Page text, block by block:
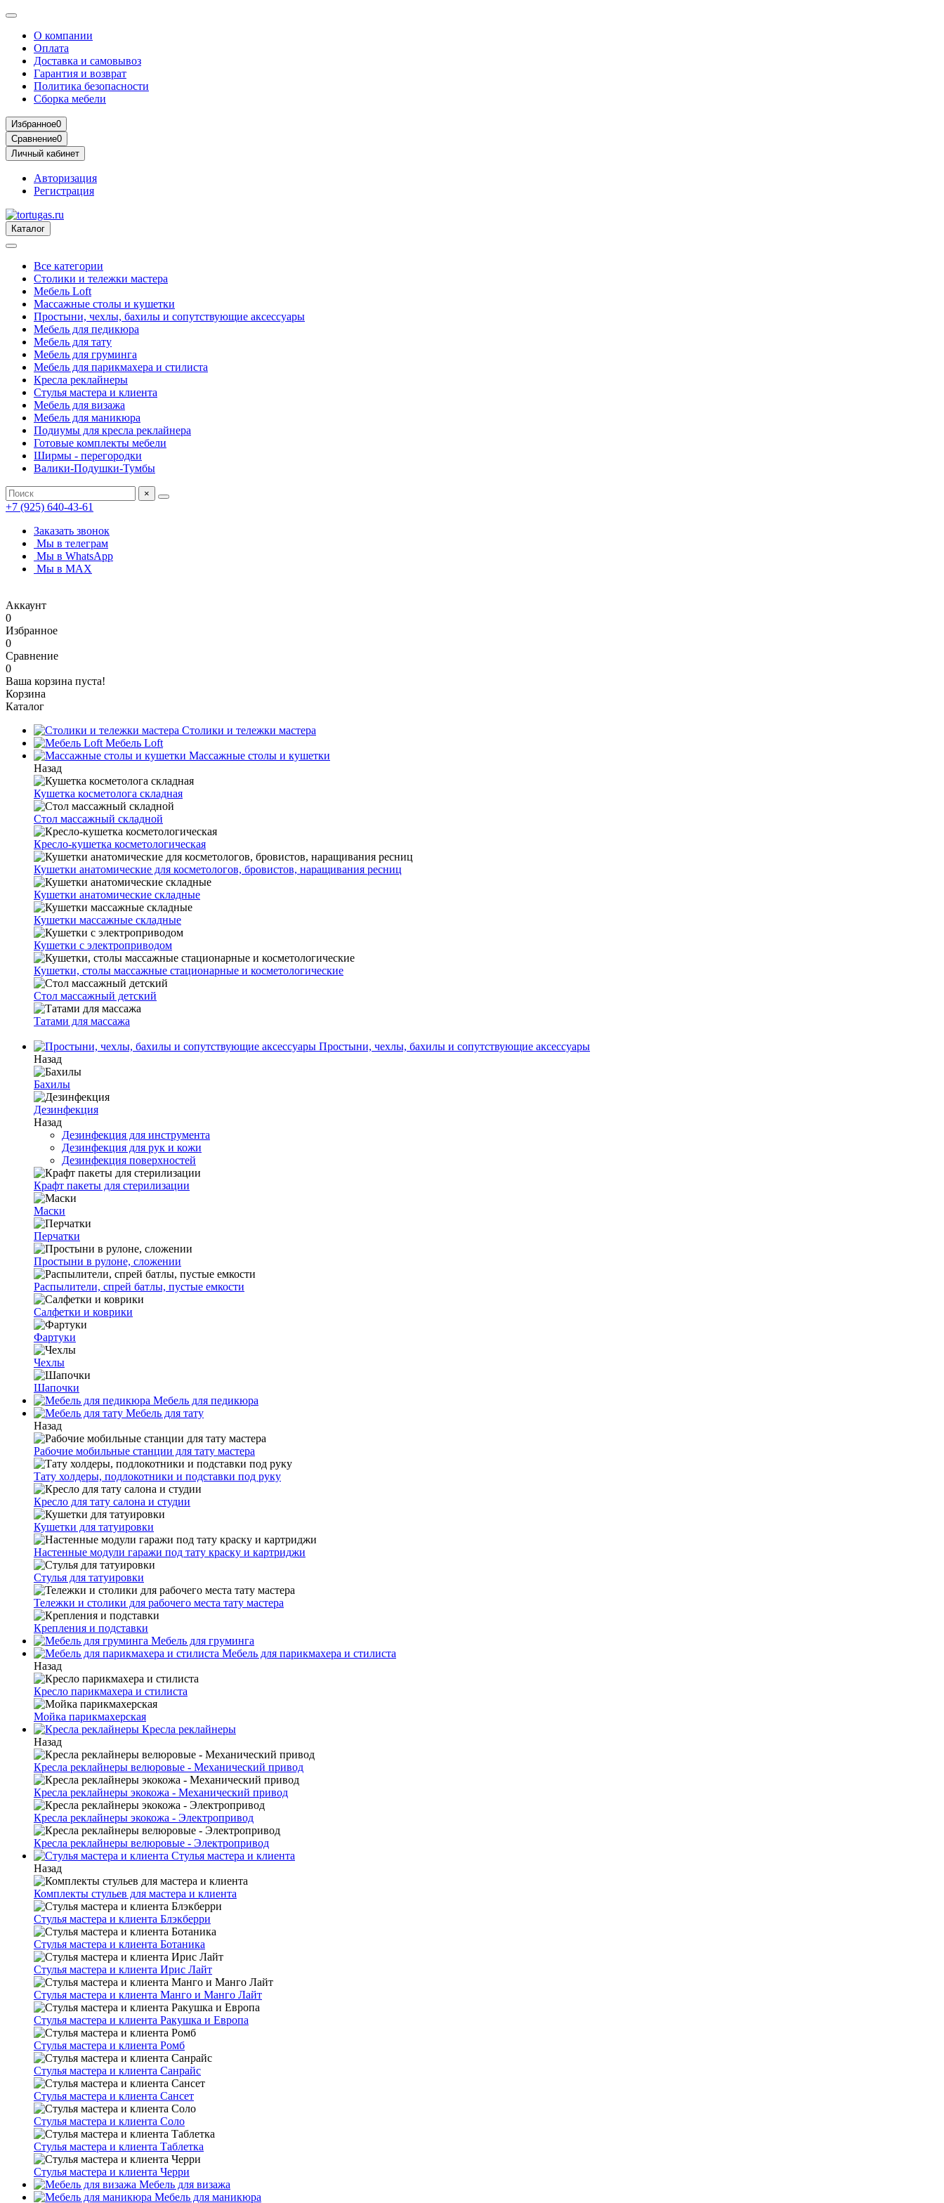
О компании
Оплата
Доставка и самовывоз
Гарантия и возврат
Политика безопасности
Сборка мебели
Избранное0
Сравнение0
Личный кабинет
Авторизация
Регистрация
Каталог
Все категории
Столики и тележки мастера
Мебель Loft
Массажные столы и кушетки
Простыни, чехлы, бахилы и сопутствующие аксессуары
Мебель для педикюра
Мебель для тату
Мебель для груминга
Мебель для парикмахера и стилиста
Кресла реклайнеры
Стулья мастера и клиента
Мебель для визажа
Мебель для маникюра
Подиумы для кресла реклайнера
Готовые комплекты мебели
Ширмы - перегородки
Валики-Подушки-Тумбы
×
+7 (925) 640-43-61
Заказать звонок
Мы в телеграм
Мы в WhatsApp
Мы в MAX
Аккаунт
0
Избранное
0
Сравнение
0
Ваша корзина пуста!
Корзина
Каталог
Столики и тележки мастера
Мебель Loft
Массажные столы и кушетки
Назад
Кушетка косметолога складная
Стол массажный складной
Кресло-кушетка косметологическая
Кушетки анатомические для косметологов, бровистов, наращивания ресниц
Кушетки анатомические складные
Кушетки массажные складные
Кушетки с электроприводом
Кушетки, столы массажные стационарные и косметологические
Стол массажный детский
Татами для массажа
Простыни, чехлы, бахилы и сопутствующие аксессуары
Назад
Бахилы
Дезинфекция
Назад
Дезинфекция для инструмента
Дезинфекция для рук и кожи
Дезинфекция поверхностей
Крафт пакеты для стерилизации
Маски
Перчатки
Простыни в рулоне, сложении
Распылители, спрей батлы, пустые емкости
Салфетки и коврики
Фартуки
Чехлы
Шапочки
Мебель для педикюра
Мебель для тату
Назад
Рабочие мобильные станции для тату мастера
Тату холдеры, подлокотники и подставки под руку
Кресло для тату салона и студии
Кушетки для татуировки
Настенные модули гаражи под тату краску и картриджи
Стулья для татуировки
Тележки и столики для рабочего места тату мастера
Крепления и подставки
Мебель для груминга
Мебель для парикмахера и стилиста
Назад
Кресло парикмахера и стилиста
Мойка парикмахерская
Кресла реклайнеры
Назад
Кресла реклайнеры велюровые - Механический привод
Кресла реклайнеры экокожа - Механический привод
Кресла реклайнеры экокожа - Электропривод
Кресла реклайнеры велюровые - Электропривод
Стулья мастера и клиента
Назад
Комплекты стульев для мастера и клиента
Стулья мастера и клиента Блэкберри
Стулья мастера и клиента Ботаника
Стулья мастера и клиента Ирис Лайт
Стулья мастера и клиента Манго и Манго Лайт
Стулья мастера и клиента Ракушка и Европа
Стулья мастера и клиента Ромб
Стулья мастера и клиента Санрайс
Стулья мастера и клиента Сансет
Стулья мастера и клиента Соло
Стулья мастера и клиента Таблетка
Стулья мастера и клиента Черри
Мебель для визажа
Мебель для маникюра